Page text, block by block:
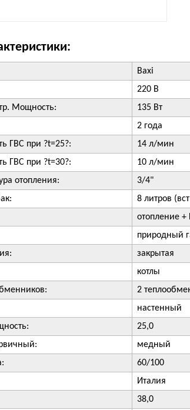
Baxi
220 В
Мощность:
135 Вт
2 года
ГВС при ?t=25?:
14 л/мин
ГВС при ?t=30?:
10 л/мин
отопления:
3/4"
8 литров
отопление +
природный
закрытая
котлы
2
настенный
25,0
медный
60/100
Италия
38,0